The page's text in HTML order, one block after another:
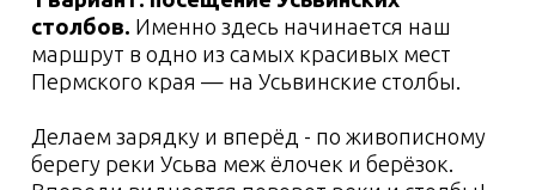
Увидим местных обитателей, только тише,
будить нельзя.
Кроме незабываемых ощущений, в пещерах
нас ждёт также вкусный перекус и
тот, кто решится на посещение пещеры.
А после наших приключений собираемся все
вместе, переезжаем в Губаху, ужинаем,